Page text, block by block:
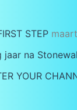
STEP
jaar na
YOUR